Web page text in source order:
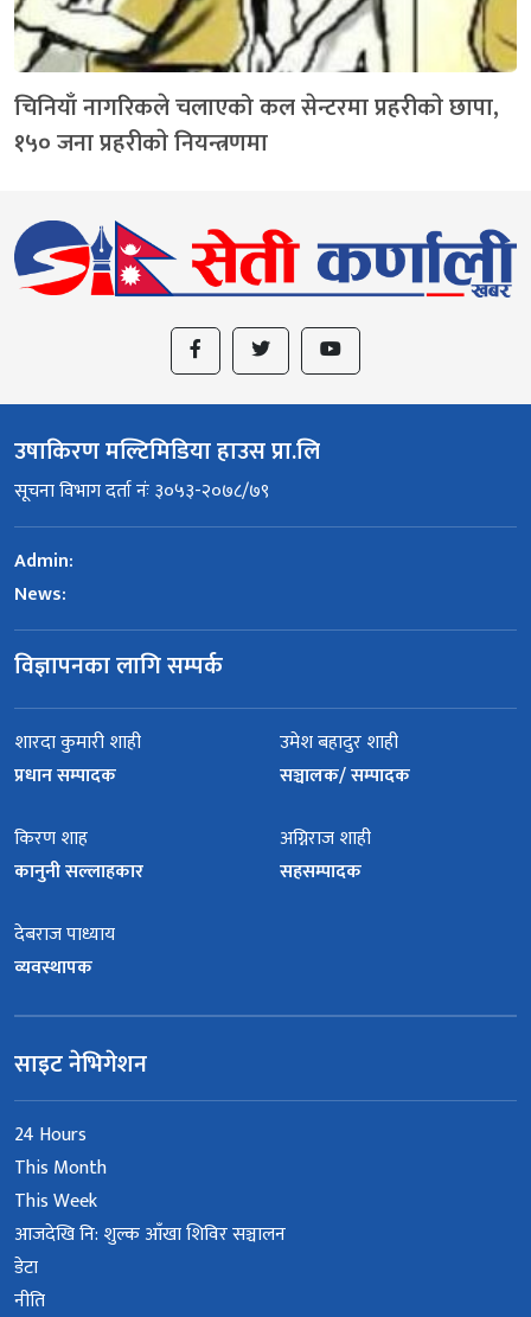
चिनियाँ नागरिकले चलाएको कल सेन्टरमा प्रहरीकाे छापा,
१५० जना प्रहरीकाे नियन्त्रणमा
उषाकिरण मल्टिमिडिया हाउस प्रा.लि
सूचना विभाग दर्ता नंः ३०५३-२०७८/७९
Admin:
News:
विज्ञापनका लागि सम्पर्क
शारदा कुमारी शाही
प्रधान सम्पादक
उमेश बहादुर शाही
सञ्चालक/ सम्पादक
किरण शाह
कानुनी सल्लाहकार
अग्निराज शाही
सहसम्पादक
देबराज पाध्याय
व्यवस्थापक
साइट नेभिगेशन
24 Hours
This Month
This Week
आजदेखि नि: शुल्क आँखा शिविर सञ्चालन
डेटा
नीति